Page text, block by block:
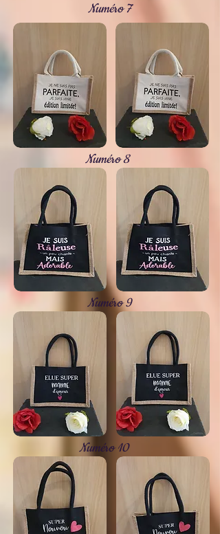
Numéro 7
Numéro 8
Numéro 9
Numéro 10